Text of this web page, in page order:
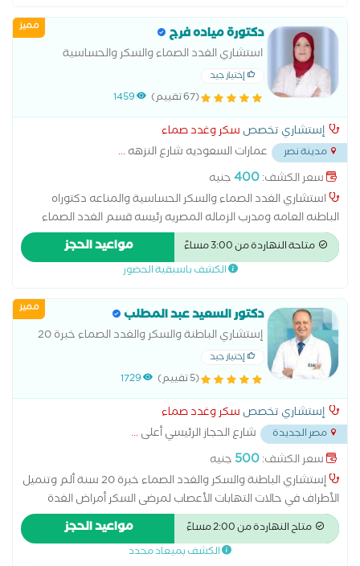
مميز دكتورة مياده فرج
استشاري الغدد الصماء والسكر والحساسية
والمناعه دكتوراه الباطنه العامه ومدرب الزماله
المصريه ورئيسه قسم الغدد الصماء والسكر
إختيار جيد
(67 تقييم) 1459
إستشاري تخصص سكر وغدد صماء
مدينة نصر عمارات السعوديه شارع النزهه...
سعر الكشف:400جنيه
استشاري الغدد الصماء والسكر الحساسية والمناعه دكتوراه
الباطنه العامه ومدرب الزماله المصريه رئيسه قسم الغدد الصماء
والسكر مستشفى المطربة التعليمي
متاحة النهاردة من 3:00 مساءً مواعيد الحجز
الكشف باسبقية الحضور
مميز دكتور السعيد عبد المطلب
إستشاري الباطنة والسكر والغدد الصماء خبرة 20
سنةإختيار جيد
(5 تقييم) 1729
إستشاري تخصص سكر وغدد صماء
مصر الجديدة شارع الحجاز الرئيسي أعلى...
سعر الكشف:500 جنيه
إستشاري الباطنة والسكر والغدد الصماء خبرة 20 سنة ألم وتنميل
الأطراف في حالات التهابات الأعصاب لمرضى السكر أمراض الغدة
الكظرية أمراض الغدد الصماء اضطرابات الغدة النخامية اضطرابات
الهرمونات الجنسية الغدة الدرقية والجار درقية الفشل الكلوي نتيجة
مرض السكر تشخيص سكر الحمل ضبط ضغط الدم والسكر لمرضى
متاح النهاردة من 2:00 مساءً مواعيد الحجز
الكشف بميعاد محدد